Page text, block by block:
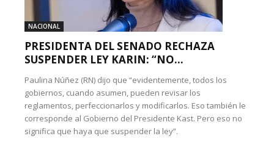
NACIONAL
PRESIDENTA DEL SENADO RECHAZA
SUSPENDER LEY KARIN: “NO...
Paulina Núñez (RN) dijo que “evidentemente, todos los
gobiernos, cuando asumen, pueden revisar los
reglamentos, perfeccionarlos y modificarlos. Eso también le
corresponde al Gobierno del Presidente Kast. Pero eso no
significa que haya que suspender la ley”.